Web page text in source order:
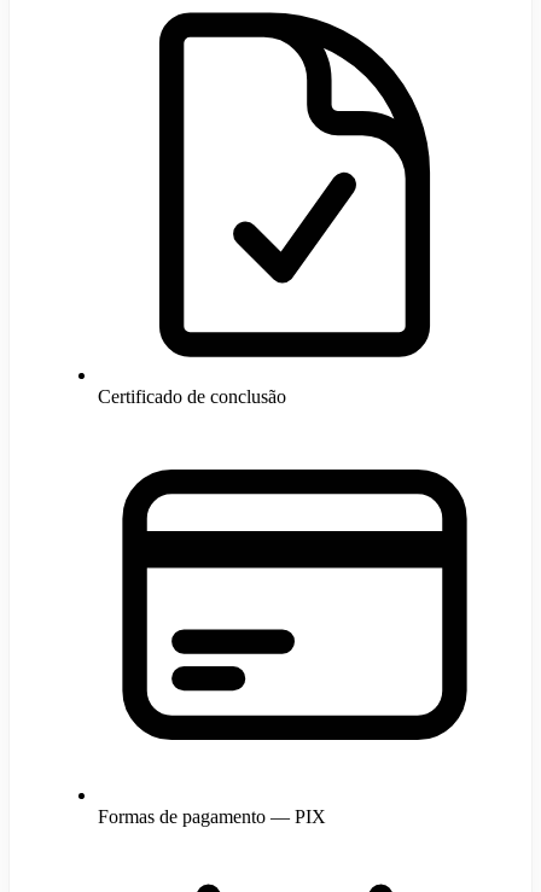
Certificado de conclusão
Formas de pagamento — PIX